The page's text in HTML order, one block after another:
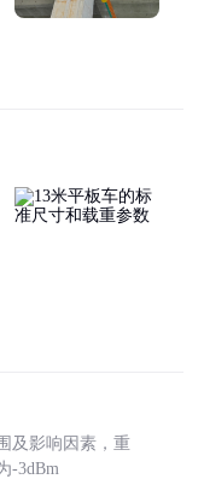
及影响因素，重
-3dBm